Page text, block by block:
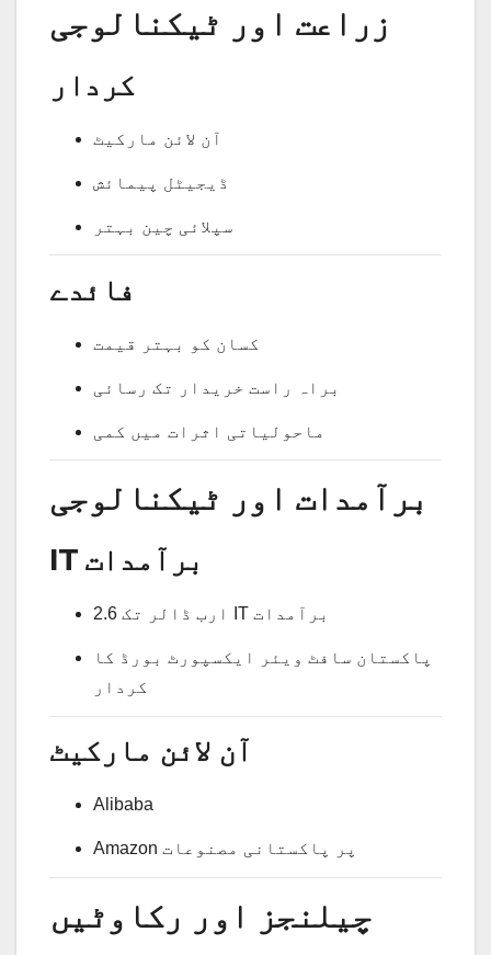
زراعت اور ٹیکنالوجی
کردار
آن لائن مارکیٹ
ڈیجیٹل پیمائش
سپلائی چین بہتر
فائدے
کسان کو بہتر قیمت
براہ راست خریدار تک رسائی
ماحولیاتی اثرات میں کمی
برآمدات اور ٹیکنالوجی
IT برآمدات
2.6 ارب ڈالر تک IT برآمدات
پاکستان سافٹ ویئر ایکسپورٹ بورڈ کا
کردار
آن لائن مارکیٹ
Alibaba
Amazon پر پاکستانی مصنوعات
چیلنجز اور رکاوٹیں